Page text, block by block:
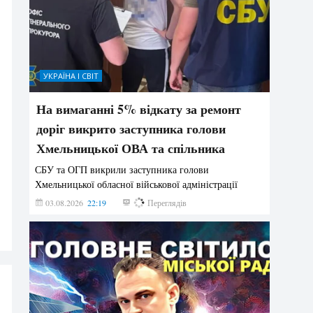
УКРАЇНА І СВІТ
На вимаганні 5% відкату за ремонт
доріг викрито заступника голови
Хмельницької ОВА та спільника
СБУ та ОГП викрили заступника голови
Хмельницької обласної військової адміністрації
03.08.2026 22:19 868 Переглядів